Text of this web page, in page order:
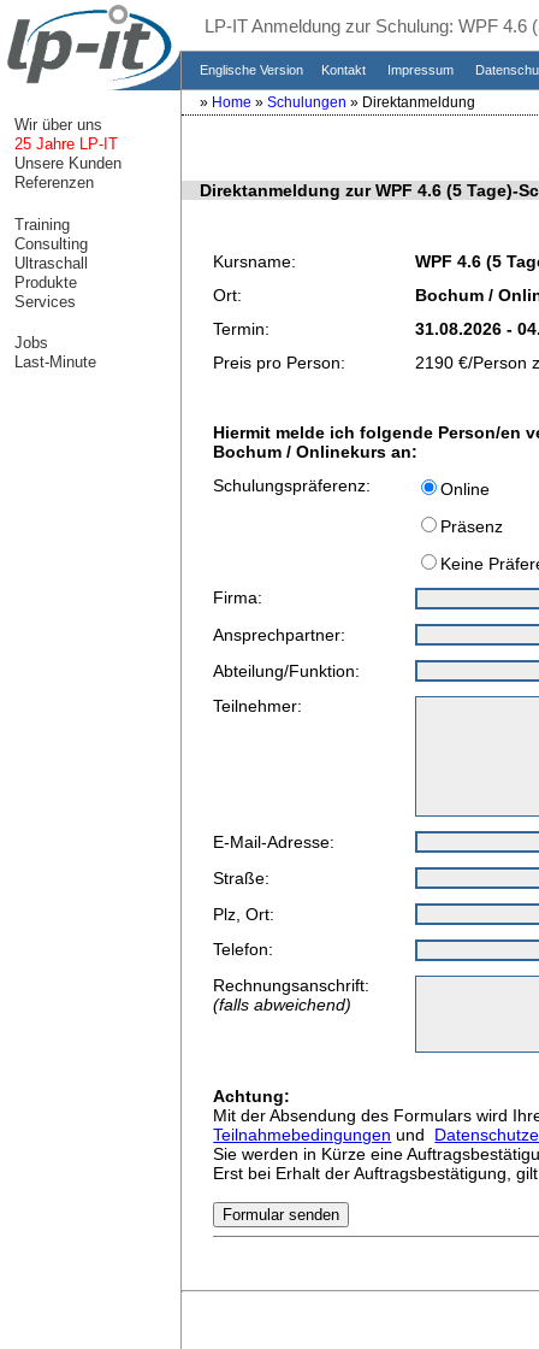
LP-IT Anmeldung zur Schulung: WPF 4.6
Englische Version Kontakt Impressum
Wir über uns
25 Jahre LP-IT
Unsere Kunden
Referenzen
Training
Consulting
Ultraschall
Produkte
Services
Jobs
Last-Minute
» Home»Schulungen» Direktanmeldung
Direktanmeldung zur WPF 4.6 (5
Kursname:
WPF 4.6 (5
Ort:
Bochum /
Termin:
31.08.2026 -
Preis pro Person:
2190 €/Person
Hiermit melde ich folgende Person/en
Bochum / Onlinekurs an:
Schulungspräferenz:
Online
Präsenz
Keine
Firma:
Ansprechpartner:
Abteilung/Funktion:
Teilnehmer:
E-Mail-Adresse:
Straße:
Plz, Ort:
Telefon:
Rechnungsanschrift:
(falls abweichend)
Achtung:
Mit der Absendung des Formulars wird
Teilnahmebedingungen und
Sie werden in Kürze eine
Erst bei Erhalt der Auftragsbestätigung,